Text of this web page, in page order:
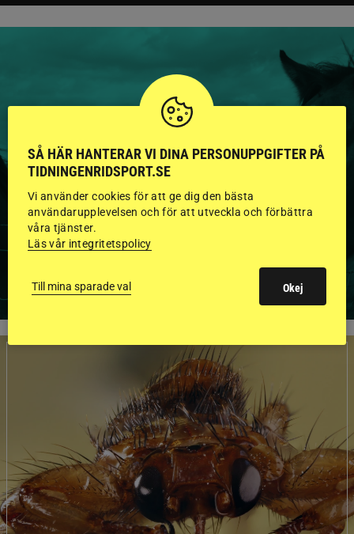
HINGSTAR ONLINE
GODKÄNDA HINGSTAR I
FLERA KATEGORIER MED
BILDER OCH FAKTA
SÅ HÄR HANTERAR VI DINA PERSONUPPGIFTER PÅ
TIDNINGENRIDSPORT.SE
Vi använder cookies för att ge dig den bästa
användarupplevelsen och för att utveckla och förbättra
våra tjänster.
Läs vår integritetspolicy
Till mina sparade val Okej